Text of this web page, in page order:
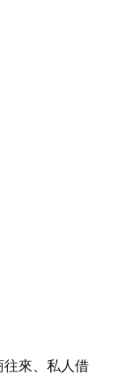
來、私人借